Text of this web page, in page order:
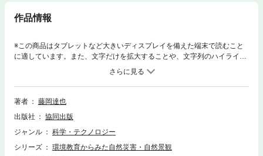
作品情報
※この商品はタブレットなど大きいディスプレイを備えた端末で読むこと
に適しています。また、文字だけを拡大することや、文字列のハイライ
ト、検索、辞書の参照、引用などの機能が使用できません。これまで人類
は地下資源や自然景観などで物質的・精神的な恩恵を地球から受けてき
た。半面、自然の営力は時に大きな災害をもたらし、人間が自然界の一員
に過ぎないことを痛感させられる。本書は自然のもつ二面性を重視し、そ
組んだものである。
著者
藤岡達也
出版社
協同出版
ジャンル
科学・テクノロジー
シリーズ
環境教育からみた自然災害・自然景観